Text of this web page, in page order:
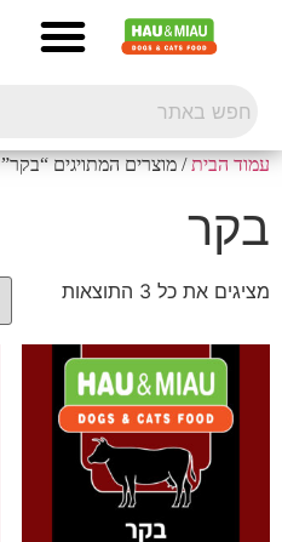
עמוד הבית/ מוצרים המתויגים “בקר”
בקר
מציגים את כל ⁦3⁩ התוצאות